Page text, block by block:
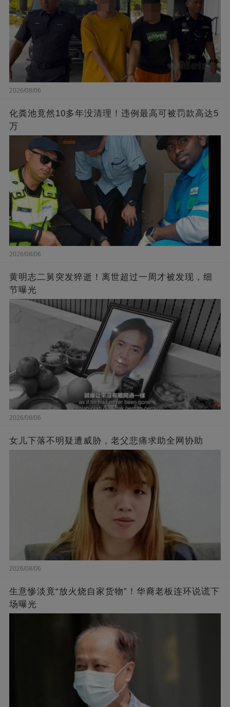
2026/08/06
化粪池竟然10多年没清理！违例最高可被罚款高达5
万
2026/08/06
黄明志二舅突发猝逝！离世超过一周才被发现，细
节曝光
2026/08/06
女儿下落不明疑遭威胁，老父悲痛求助全网协助
2026/08/06
生意惨淡竟“放火烧自家货物”！华裔老板连环说谎下
场曝光